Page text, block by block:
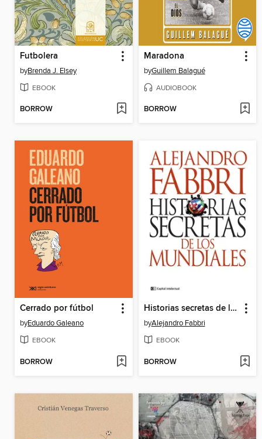
Futbolera
byBrenda J. Elsey
EBOOK
BORROW
Maradona
byGuillem Balagué
AUDIOBOOK
BORROW
Cerrado por fútbol
byEduardo Galeano
EBOOK
BORROW
Historias secretas de los mundiales
byAlejandro Fabbri
EBOOK
BORROW